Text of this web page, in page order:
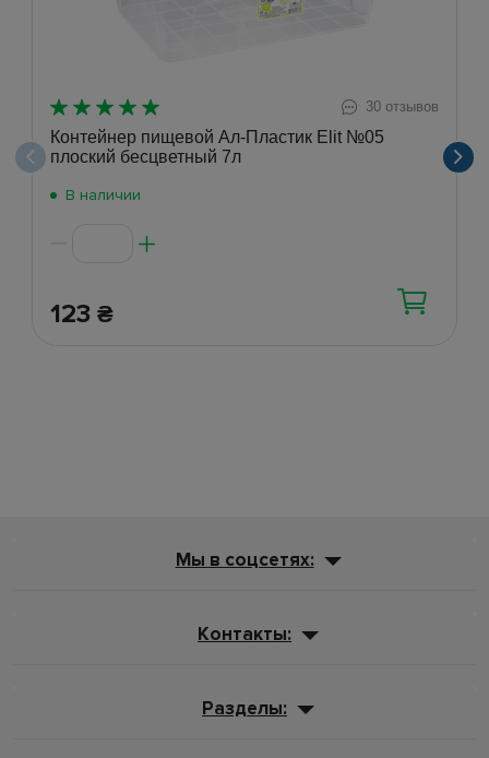
30 отзывов
Контейнер пищевой Ал-Пластик Elit №05
плоский бесцветный 7л
В наличии
123 ₴
Мы в соцсетях:
Контакты:
Разделы: